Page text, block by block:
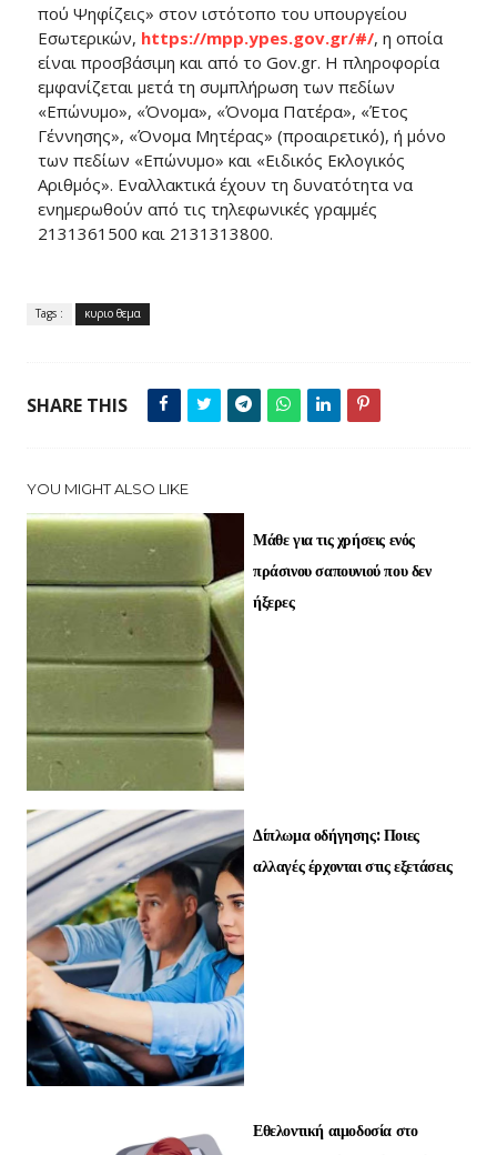
πού Ψηφίζεις» στον ιστότοπο του υπουργείου
Εσωτερικών, https://mpp.ypes.gov.gr/#/, η οποία
είναι προσβάσιμη και από το Gov.gr. Η πληροφορία
εμφανίζεται μετά τη συμπλήρωση των πεδίων
«Επώνυμο», «Όνομα», «Όνομα Πατέρα», «Έτος
Γέννησης», «Όνομα Μητέρας» (προαιρετικό), ή μόνο
των πεδίων «Επώνυμο» και «Ειδικός Εκλογικός
Αριθμός». Εναλλακτικά έχουν τη δυνατότητα να
ενημερωθούν από τις τηλεφωνικές γραμμές
2131361500 και 2131313800.
Tags : κυριο θεμα
SHARE THIS
YOU MIGHT ALSO LIKE
Μάθε για τις χρήσεις ενός
πράσινου σαπουνιού που δεν
ήξερες
Δίπλωμα οδήγησης: Ποιες
αλλαγές έρχονται στις εξετάσεις
Εθελοντική αιμοδοσία στο